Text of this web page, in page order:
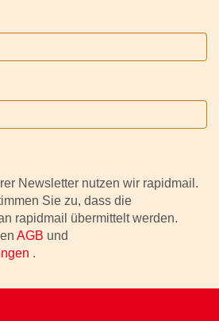
Newsletter nutzen wir rapidmail.
Sie zu, dass die
rapidmail übermittelt werden.
AGB und
.